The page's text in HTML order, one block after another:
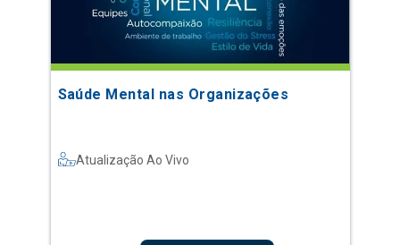
Saúde Mental nas Organizações
Atualização Ao Vivo